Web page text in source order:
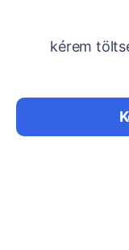
kérem